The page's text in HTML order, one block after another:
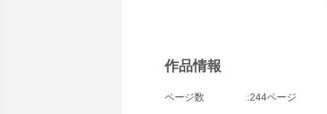
作品情報
ページ数 244ページ